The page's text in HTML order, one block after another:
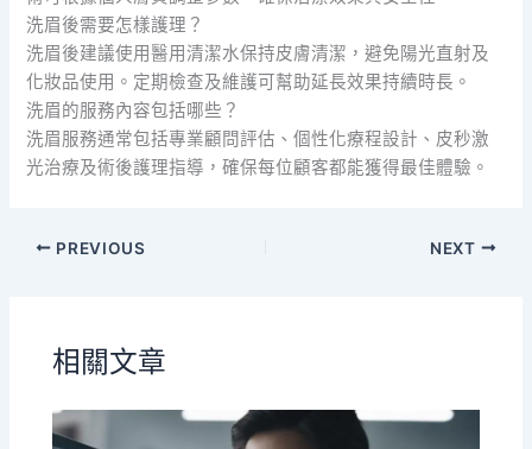
洗眉後需要怎樣護理？
洗眉後建議使用醫用清潔水保持皮膚清潔，避免陽光直射及
化妝品使用。定期檢查及維護可幫助延長效果持續時長。
洗眉的服務內容包括哪些？
洗眉服務通常包括專業顧問評估、個性化療程設計、皮秒激
光治療及術後護理指導，確保每位顧客都能獲得最佳體驗。
PREVIOUS NEXT
相關文章